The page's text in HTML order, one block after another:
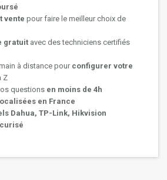
vente pour faire le meilleur choix de
gratuit avec des techniciens certifiés
à distance pour configurer votre
Z
questions en moins de 4h
localisées en France
Dahua, TP-Link, Hikvision